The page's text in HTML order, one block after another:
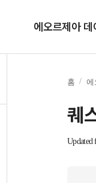
에오르제아
홈 에
퀘
Updated